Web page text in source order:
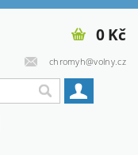
chromyh@volny.cz
0 Kč